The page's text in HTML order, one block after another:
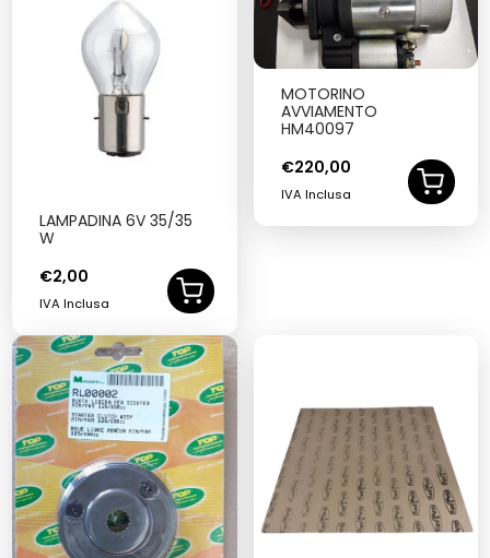
LAMPADINA 6V 35/35
W
€2,00
IVA Inclusa
MOTORINO
AVVIAMENTO
HM40097
€220,00
IVA Inclusa